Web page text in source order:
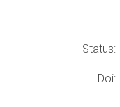
Status:
Doi: